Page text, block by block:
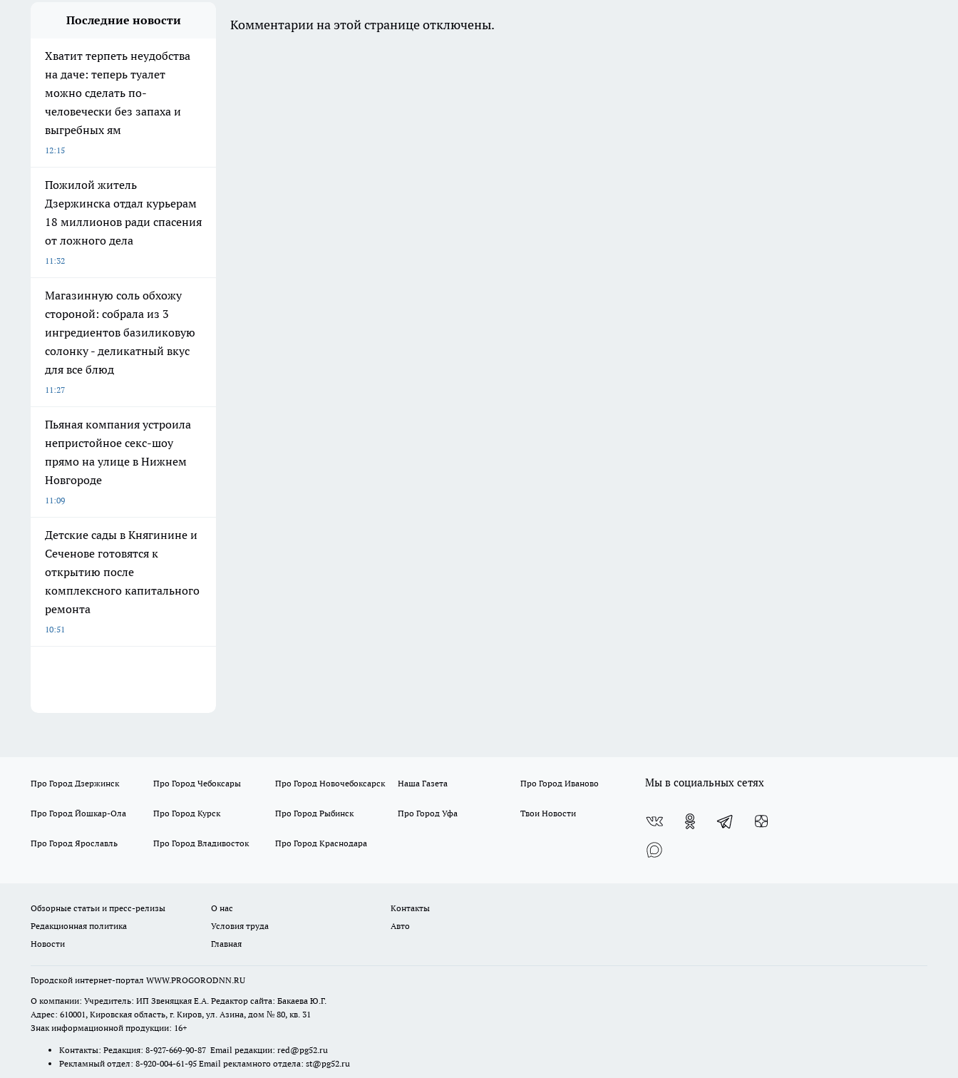
Последние новости
Хватит терпеть неудобства
на даче: теперь туалет
можно сделать по-
человечески без запаха и
выгребных ям
12:15
Пожилой житель
Дзержинска отдал курьерам
18 миллионов ради спасения
от ложного дела
11:32
Магазинную соль обхожу
стороной: собрала из 3
ингредиентов базиликовую
солонку - деликатный вкус
для все блюд
11:27
Пьяная компания устроила
непристойное секс-шоу
прямо на улице в Нижнем
Новгороде
11:09
Детские сады в Княгинине и
Сеченове готовятся к
открытию после
комплексного капитального
ремонта
10:51
Комментарии на этой странице отключены.
Про Город Дзержинск Про Город Чебоксары Про Город Новочебоксарск Наша Газета Про Город Иваново
Про Город Йошкар-Ола Про Город Курск Про Город Рыбинск Про Город Уфа Твои Новости
Про Город Ярославль Про Город Владивосток Про Город Краснодара
Мы в социальных сетях
Обзорные статьи и пресс-релизы О нас
Контакты
Редакционная политика
Условия труда
Авто
Новости
Главная
Городской интернет-портал WWW.PROGORODNN.RU
О компании: Учредитель: ИП Звеняцкая Е.А. Редактор сайта: Бакаева Ю.Г.
Адрес: 610001, Кировская область, г. Киров, ул. Азина, дом № 80, кв. 31
Знак информационной продукции: 16+
Контакты: Редакция: 8-927-669-90-87 Email редакции: red@pg52.ru
Рекламный отдел: 8-920-004-61-95 Email рекламного отдела: st@pg52.ru